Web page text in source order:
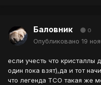
Баловник 0
Опубликовано 19
если учесть что кристаллы
один пока взят),да и тот
что легенда TCO такая же